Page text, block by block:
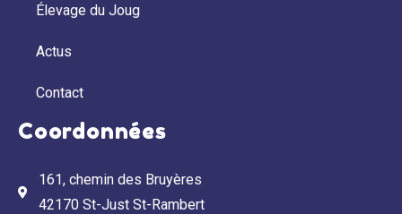
Élevage du Joug
Actus
Contact
Coordonnées
161, chemin des Bruyères
42170 St-Just St-Rambert